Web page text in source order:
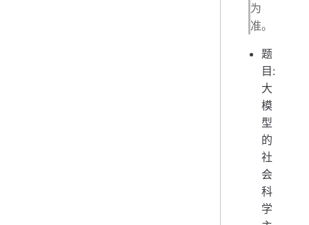
为
准。
题
目:
大
模
型
的
社
会
科
学